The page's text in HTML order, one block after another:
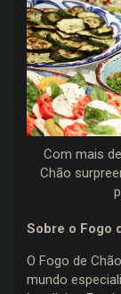
Com mais
Chão
Sobre o Fogo
O Fogo de
mundo